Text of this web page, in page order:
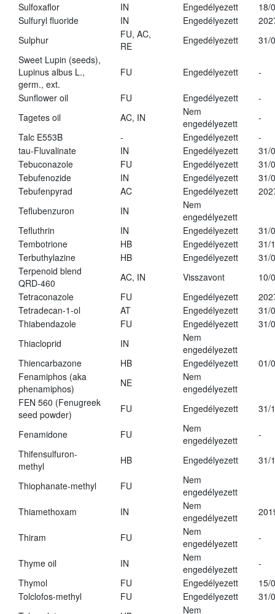
Sulfoxaflor
IN Engedélyezett
18/
Sulfuryl fluoride
IN Engedélyezett
Sulphur
FU, AC,
RE
Engedélyezett
31/
Sweet Lupin (seeds),
Lupinus albus L.,
germ., ext.
FU Engedélyezett -
Sunflower oil FU Engedélyezett
-
Tagetes oil
AC, IN
Nem
engedélyezett
-
Talc E553B
- Engedélyezett
-
tau-Fluvalinate
IN Engedélyezett
31/
Tebuconazole
FU Engedélyezett
31/
Tebufenozide
IN Engedélyezett
31/
Tebufenpyrad
AC Engedélyezett
Teflubenzuron
IN
Nem
engedélyezett
Tefluthrin
IN Engedélyezett
31/
Tembotrione
HB Engedélyezett
31/
Terbuthylazine
HB Engedélyezett
31/
Terpenoid blend
QRD-460
AC, IN Visszavont
10/
Tetraconazole
FU Engedélyezett
Tetradecan-1-ol
AT Engedélyezett
31/
Thiabendazole
FU Engedélyezett
31/
Thiacloprid
IN
Nem
engedélyezett
Thiencarbazone
HB Engedélyezett
01/
Fenamiphos (aka
phenamiphos)
NE
Nem
engedélyezett
FEN 560 (Fenugreek
seed powder)
FU Engedélyezett 31/
Fenamidone FU
Nem
engedélyezett
-
Thifensulfuron-
methyl
HB Engedélyezett 31/
Thiophanate-methyl FU
Nem
engedélyezett
Thiamethoxam
IN
Nem
engedélyezett
Thiram FU
Nem
engedélyezett
-
Thyme oil IN
Nem
engedélyezett
-
Thymol
FU Engedélyezett
15/
Tolclofos-methyl
FU Engedélyezett
31/
Nem